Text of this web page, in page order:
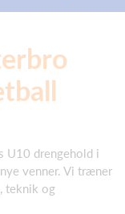
U10 drengehold i
venner. Vi træner
teknik og